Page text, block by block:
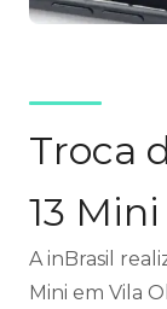
Troca
13
A inBrasil
Mini em Vila